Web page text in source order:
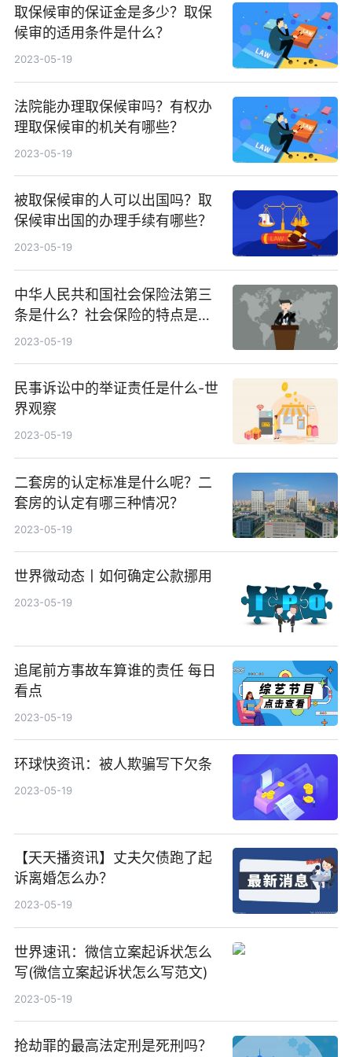
取保候审的保证金是多少？取保
候审的适用条件是什么？
2023-05-19
法院能办理取保候审吗？有权办
理取保候审的机关有哪些？
2023-05-19
被取保候审的人可以出国吗？取
保候审出国的办理手续有哪些？
2023-05-19
中华人民共和国社会保险法第三
条是什么？社会保险的特点是什
么呢？
2023-05-19
民事诉讼中的举证责任是什么-世
界观察
2023-05-19
二套房的认定标准是什么呢？二
套房的认定有哪三种情况？
2023-05-19
世界微动态丨如何确定公款挪用
2023-05-19
追尾前方事故车算谁的责任 每日
看点
2023-05-19
环球快资讯：被人欺骗写下欠条
2023-05-19
【天天播资讯】丈夫欠债跑了起
诉离婚怎么办？
2023-05-19
世界速讯：微信立案起诉状怎么
写(微信立案起诉状怎么写范文)
2023-05-19
抢劫罪的最高法定刑是死刑吗？